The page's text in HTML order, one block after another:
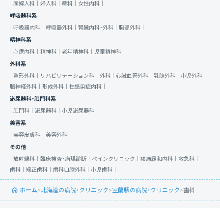
産婦人科｜ 婦人科｜ 産科｜ 女性内科｜
呼吸器科系
呼吸器内科｜ 呼吸器外科｜ 腎臓内科・外科｜ 胸部外科｜
精神科系
心療内科｜ 精神科｜ 老年精神科｜ 児童精神科｜
外科系
整形外科｜
リハビリテーション科｜ 外科｜ 心臓血管外科｜ 乳腺外科｜ 小児外科｜
脳神経外科｜ 形成外科｜ 性感染症内科｜
泌尿器科・肛門科系
肛門科｜ 泌尿器科｜ 小児泌尿器科｜
美容系
美容皮膚科｜ 美容外科｜
その他
放射線科｜ 臨床検査・病理診断｜ ペインクリニック｜ 疼痛緩和内科｜ 救急科｜
歯科｜ 矯正歯科｜ 歯科口腔外科｜ 小児歯科｜
ホーム>北海道の病院・クリニック>室蘭駅の病院・クリニック>歯科